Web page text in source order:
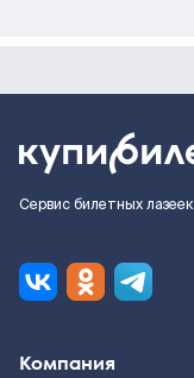
Сервис билетных лазеек
Компания